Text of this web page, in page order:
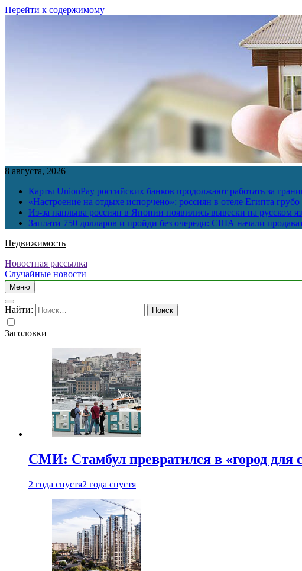
Перейти к содержимому
8 августа, 2026
Карты UnionPay российских банков продолжают работать за
«Настроение на отдыхе испорчено»: россиян в отеле Египта
Из-за наплыва россиян в Японии появились вывески на русском
Заплати 750 долларов и пройди без очереди: США начали
Недвижимость
Новостная рассылка
Случайные новости
Меню
Найти:
Заголовки
СМИ: Стамбул превратился в «город для
2 года спустя2 года спустя